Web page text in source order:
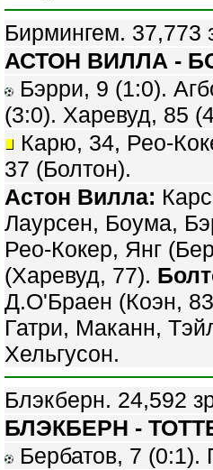
Бирмингем. 37,773
АСТОН ВИЛЛА -
Бэрри, 9 (1:0).
(3:0). Харевуд, 85
Карю, 34, Рео-
37 (Болтон).
Астон Вилла:
Лаурсен, Боума,
Рео-Кокер, Янг
(Харевуд, 77).
Д.О'Браен (Коэн,
Гатри, Маканн,
Хельгусон.
Блэкберн. 24,592
БЛЭКБЕРН -
Бербатов, 7